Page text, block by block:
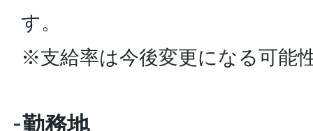
す。
※支給率は今後変更になる可能
勤務地